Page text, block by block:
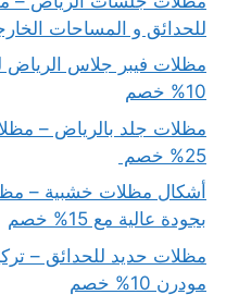
للحدائق و المساحات الخارجية 22%
مظلات فيبر جلاس الرياض
10% خصم
مظلات جلد بالرياض –
25% خصم
أشكال مظلات خشبية –
بجودة عالية مع 15% خصم
مظلات حديد للحدائق –
مودرن 10% خصم